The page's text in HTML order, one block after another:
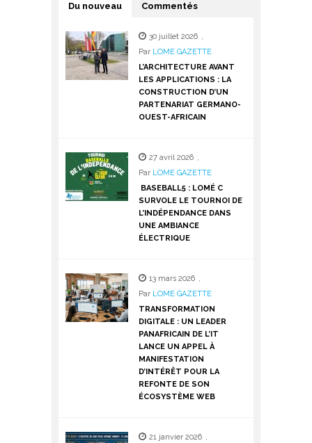
Du nouveau Commentés
30 juillet 2026 ,
Par LOME GAZETTE
L’ARCHITECTURE AVANT
LES APPLICATIONS : LA
CONSTRUCTION D’UN
PARTENARIAT GERMANO-
OUEST-AFRICAIN
27 avril 2026 ,
Par LOME GAZETTE
BASEBALL5 : LOMÉ C
SURVOLE LE TOURNOI DE
L’INDÉPENDANCE DANS
UNE AMBIANCE
ÉLECTRIQUE
13 mars 2026 ,
Par LOME GAZETTE
TRANSFORMATION
DIGITALE : UN LEADER
PANAFRICAIN DE L’IT
LANCE UN APPEL À
MANIFESTATION
D’INTÉRÊT POUR LA
REFONTE DE SON
ÉCOSYSTÈME WEB
21 janvier 2026 ,